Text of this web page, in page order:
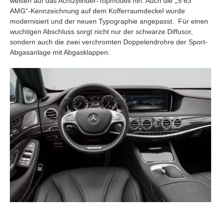
AMG“-Kennzeichnung auf dem Kofferraumdeckel wurde
modernisiert und der neuen Typographie angepasst. Für einen
wuchtigen Abschluss sorgt nicht nur der schwarze Diffusor,
sondern auch die zwei verchromten Doppelendrohre der Sport-
Abgasanlage mit Abgasklappen.